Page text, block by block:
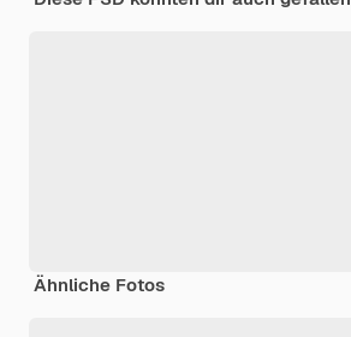
Ähnliche Fotos